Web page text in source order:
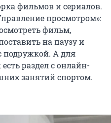
фильмов и сериалов.
просмотром»:
фильм,
на паузу и
подружкой. А для
раздел с онлайн-
занятий спортом.